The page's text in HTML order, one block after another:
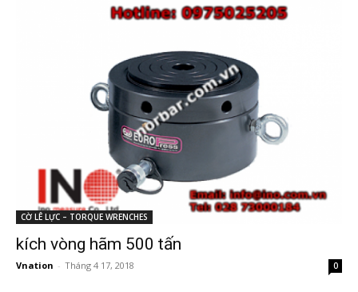
CỜ LÊ LỰC – TORQUE WRENCHES
kích vòng hãm 500 tấn
Vnation - Tháng 4 17, 2018 0